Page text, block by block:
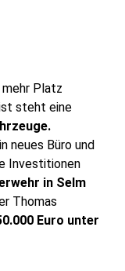
Platz
steht eine
neues Büro und
Investitionen
in Selm
Thomas
Euro unter